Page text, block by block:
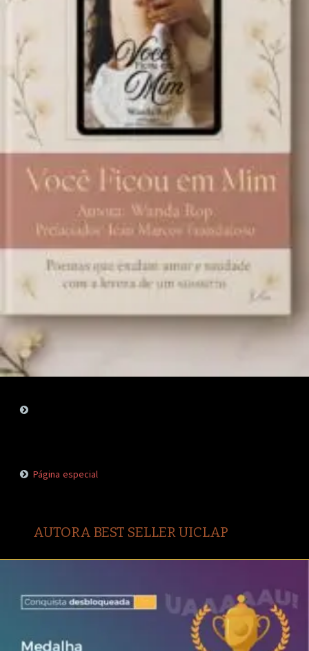
Página especial
AUTORA BEST SELLER UICLAP